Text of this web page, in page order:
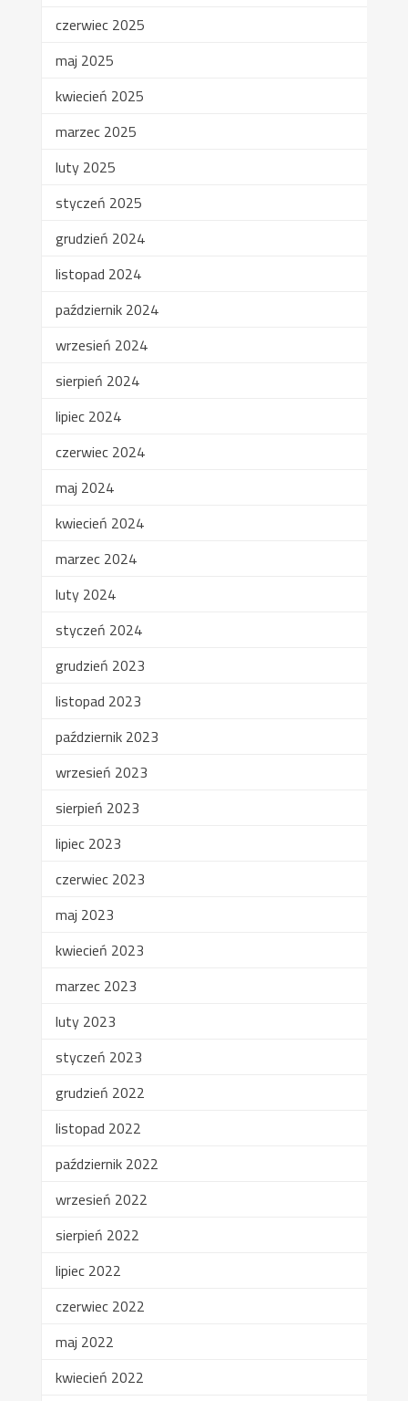
czerwiec 2025
maj 2025
kwiecień 2025
marzec 2025
luty 2025
styczeń 2025
grudzień 2024
listopad 2024
październik 2024
wrzesień 2024
sierpień 2024
lipiec 2024
czerwiec 2024
maj 2024
kwiecień 2024
marzec 2024
luty 2024
styczeń 2024
grudzień 2023
listopad 2023
październik 2023
wrzesień 2023
sierpień 2023
lipiec 2023
czerwiec 2023
maj 2023
kwiecień 2023
marzec 2023
luty 2023
styczeń 2023
grudzień 2022
listopad 2022
październik 2022
wrzesień 2022
sierpień 2022
lipiec 2022
czerwiec 2022
maj 2022
kwiecień 2022